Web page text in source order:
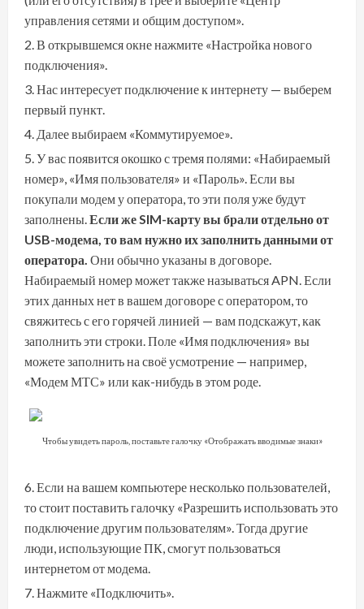
управления сетями и общим доступом».
В открывшемся окне нажмите «Настройка нового
подключения».
Нас интересует подключение к интернету — выберем
первый пункт.
Далее выбираем «Коммутируемое».
У вас появится окошко с тремя полями: «Набираемый
номер», «Имя пользователя» и «Пароль». Если вы
покупали модем у оператора, то эти поля уже будут
заполнены.Если же SIM-карту вы брали отдельно от
USB-модема, то вам нужно их заполнить данными от
оператора. Они обычно указаны в договоре.
Набираемый номер может также называться APN. Если
этих данных нет в вашем договоре с оператором, то
свяжитесь с его горячей линией — вам подскажут, как
заполнить эти строки. Поле «Имя подключения» вы
можете заполнить на своё усмотрение — например,
«Модем МТС» или как-нибудь в этом роде.
Чтобы увидеть пароль, поставьте галочку «Отображать вводимые знаки»
Если на вашем компьютере несколько пользователей,
то стоит поставить галочку «Разрешить использовать это
подключение другим пользователям». Тогда другие
люди, использующие ПК, смогут пользоваться
интернетом от модема.
Нажмите «Подключить».